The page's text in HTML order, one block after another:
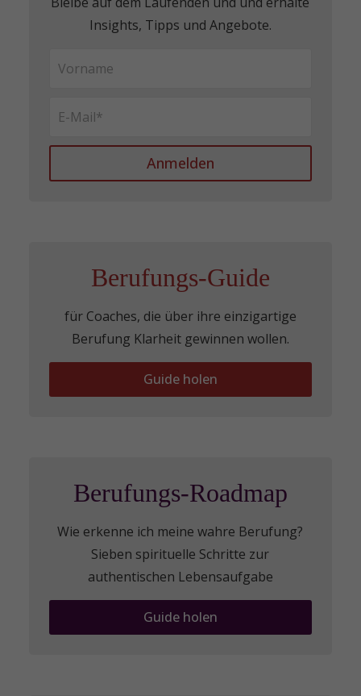
Insights, Tipps und Angebote.
Anmelden
Berufungs-Guide
für Coaches, die über ihre einzigartige
Berufung Klarheit gewinnen wollen.
Guide holen
Berufungs-Roadmap
Wie erkenne ich meine wahre Berufung?
Sieben spirituelle Schritte zur
authentischen Lebensaufgabe
Guide holen